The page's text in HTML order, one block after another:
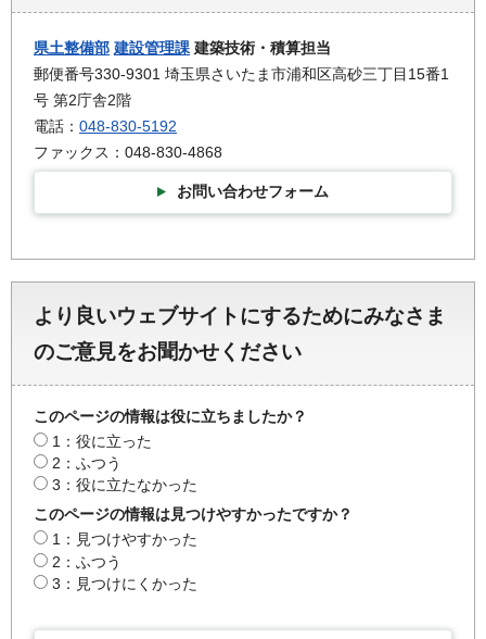
県土整備部 建設管理課 建築技術・積算担当
郵便番号330-9301 埼玉県さいたま市浦和区高砂三丁目15番1
号 第2庁舎2階
電話： 048-830-5192
ファックス：048-830-4868
お問い合わせフォーム
より良いウェブサイトにするためにみなさま
のご意見をお聞かせください
このページの情報は役に立ちましたか？
1：役に立った
2：ふつう
3：役に立たなかった
このページの情報は見つけやすかったですか？
1：見つけやすかった
2：ふつう
3：見つけにくかった